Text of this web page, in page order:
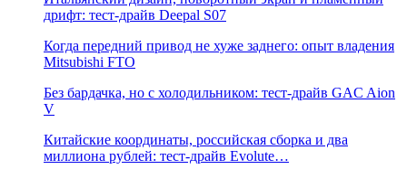
дрифт: тест-драйв Deepal S07
Когда передний привод не хуже заднего: опыт владения
Mitsubishi FTO
Без бардачка, но с холодильником: тест-драйв GAC Aion
V
Китайские координаты, российская сборка и два
миллиона рублей: тест-драйв Evolute…